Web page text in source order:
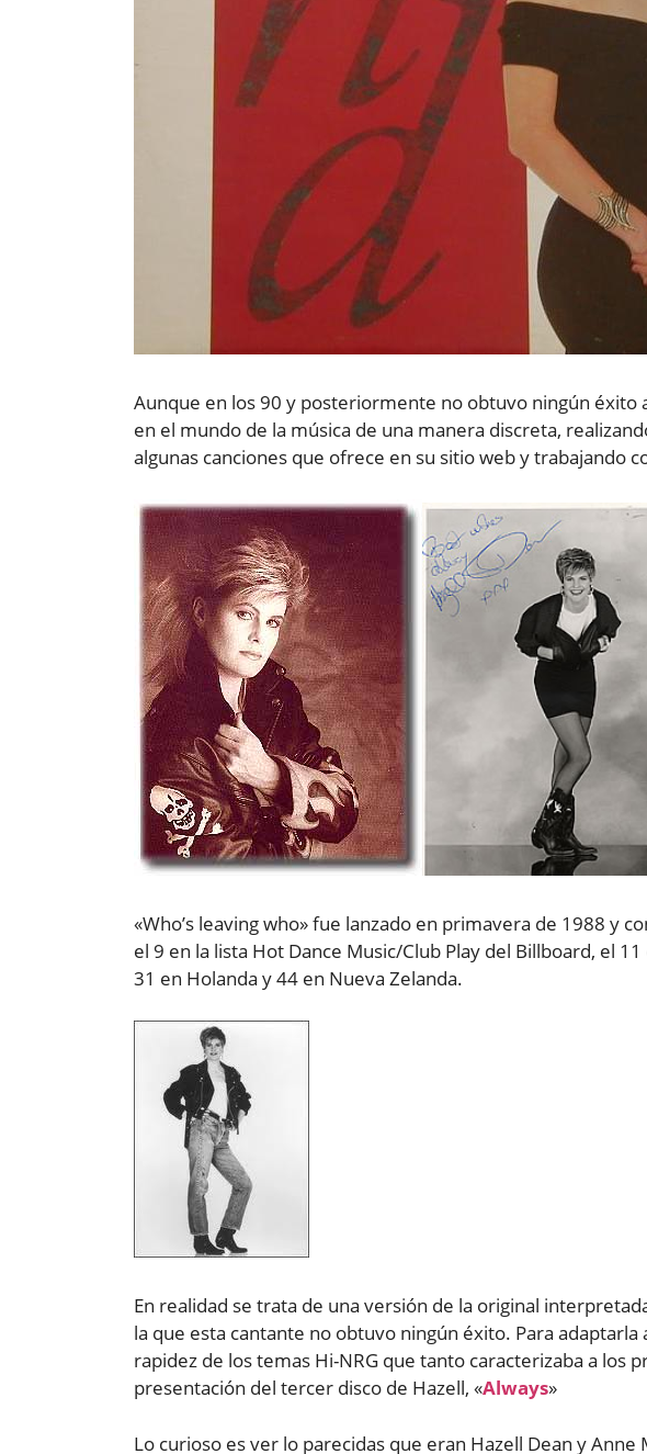
Aunque en los 90 y posteriormente no obtuvo ningún éxito
en el mundo de la música de una manera discreta,
algunas canciones que ofrece en su sitio web y trabajando
«Who’s leaving who» fue lanzado en primavera de 1988 y
el 9 en la lista Hot Dance Music/Club Play del Billboard, el
31 en Holanda y 44 en Nueva Zelanda.
En realidad se trata de una versión de la original
la que esta cantante no obtuvo ningún éxito. Para
rapidez de los temas Hi-NRG que tanto caracterizaba a los
presentación del tercer disco de Hazell, «Always»
Lo curioso es ver lo parecidas que eran Hazell Dean y